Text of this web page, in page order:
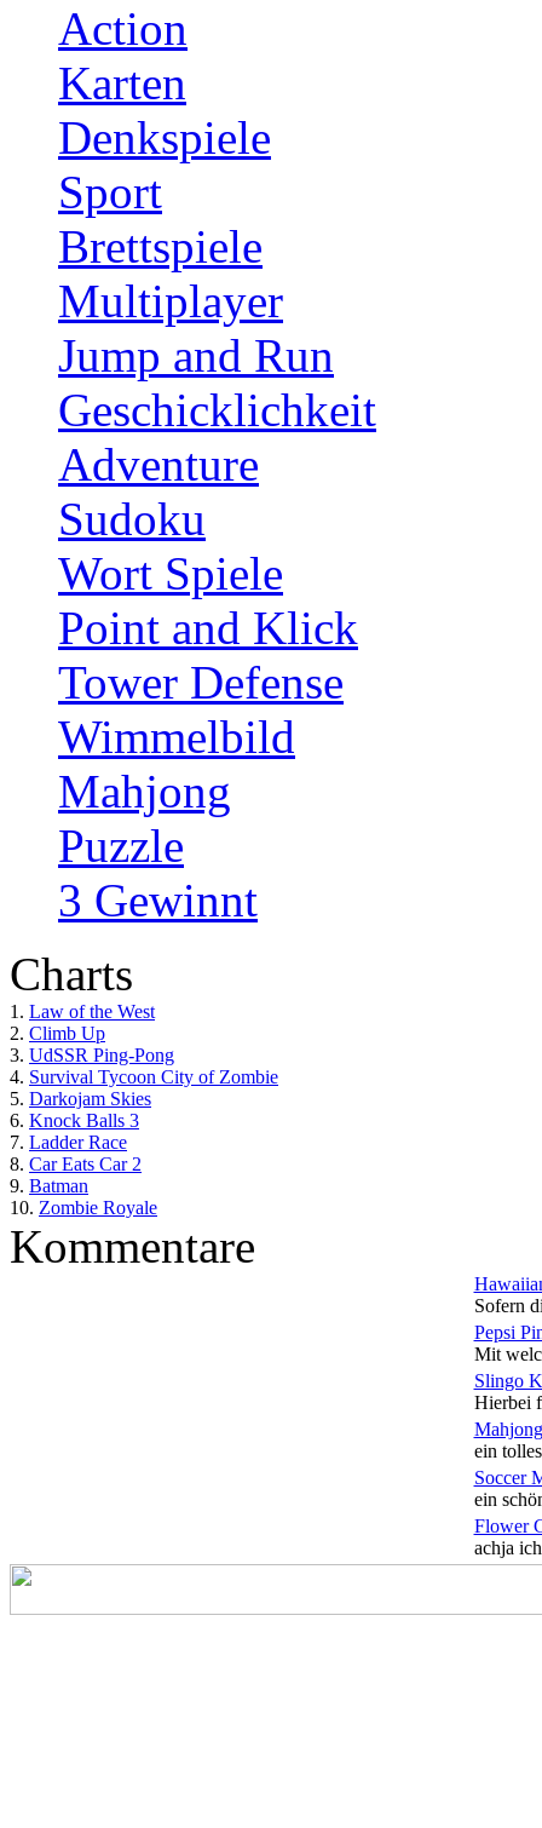
Action
Karten
Denkspiele
Sport
Brettspiele
Multiplayer
Jump and Run
Geschicklichkeit
Adventure
Sudoku
Wort Spiele
Point and Klick
Tower Defense
Wimmelbild
Mahjong
Puzzle
3 Gewinnt
Charts
1. Law of the West
2. Climb Up
3. UdSSR Ping-Pong
4. Survival Tycoon City of Zombie
5. Darkojam Skies
6. Knock Balls 3
7. Ladder Race
8. Car Eats Car 2
9. Batman
10. Zombie Royale
Kommentare
Sofern
Pepsi
Mit
Slingo
Hierbei
ein
Soccer
ein
Flower
achja